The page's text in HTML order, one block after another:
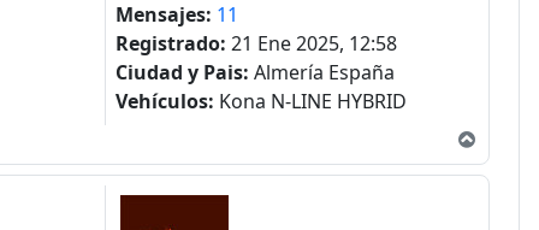
Mensajes: 11
Registrado: 21 Ene 2025, 12:58
Ciudad y Pais: Almería España
Vehículos: Kona N-LINE HYBRID